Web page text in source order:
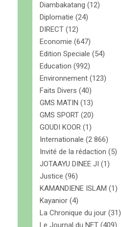
Diambakatang (12)
Diplomatie (24)
DIRECT (12)
Economie (647)
Edition Speciale (54)
Education (992)
Environnement (123)
Faits Divers (40)
GMS MATIN (13)
GMS SPORT (20)
GOUDI KOOR (1)
Internationale (2 866)
Invité de la rédaction (5)
JOTAAYU DINEE JI (1)
Justice (96)
KAMANDIENE ISLAM (1)
Kayanior (4)
La Chronique du jour (31)
Le Journal du NET (409)